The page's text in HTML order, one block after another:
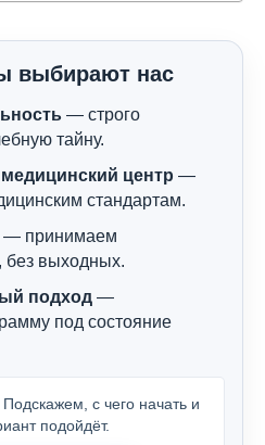
выбирают нас
— строго
тайну.
центр —
стандартам.
— принимаем
выходных.
подход —
под состояние
с чего начать и
подойдёт.